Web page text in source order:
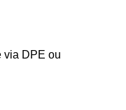
via DPE ou